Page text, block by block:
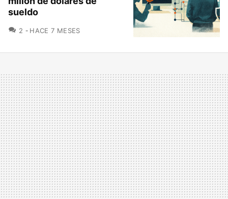
sueldo
2 COMENTARIOS
HACE 7 MESES